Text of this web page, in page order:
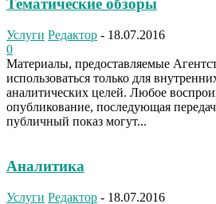
Тематические обзоры
Услуги Редактор - 18.07.2016
0
Материалы, предоставляемые
использоваться только для
аналитических целей. Любое
опубликование, последующая
публичный показ могут...
Аналитика
Услуги Редактор - 18.07.2016